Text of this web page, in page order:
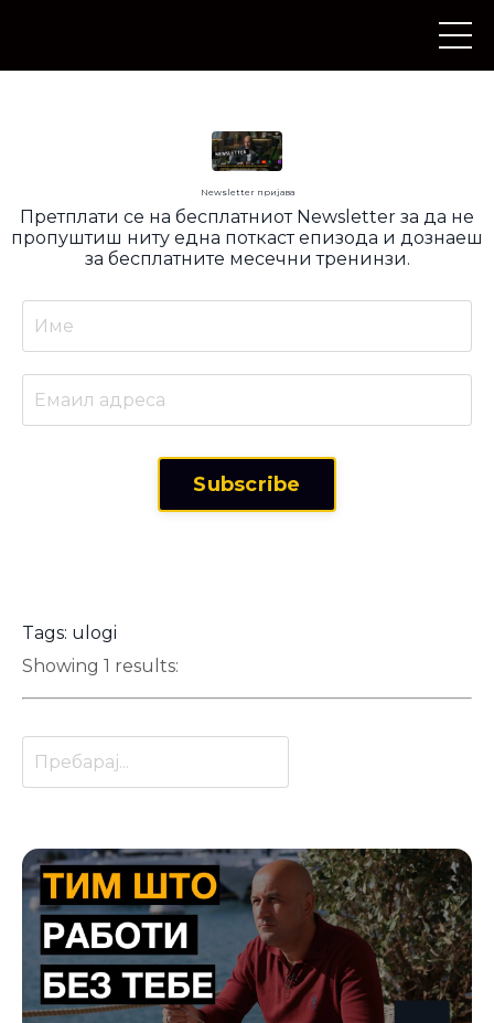
Newsletter пријава
Претплати се на бесплатниот Newsletter за да не
пропуштиш ниту една поткаст епизода и дознаеш
за бесплатните месечни тренинзи.
Subscribe
Tags: ulogi
Showing 1 results: